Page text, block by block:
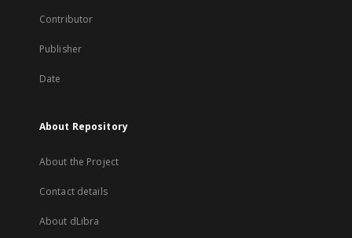
Contributor
Publisher
Date
About Repository
About the Project
Contact details
About dLibra